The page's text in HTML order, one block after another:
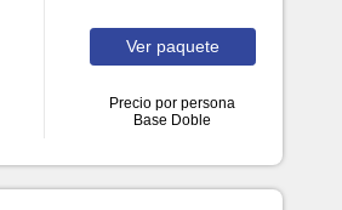
Ver paquete
Precio por persona
Base Doble